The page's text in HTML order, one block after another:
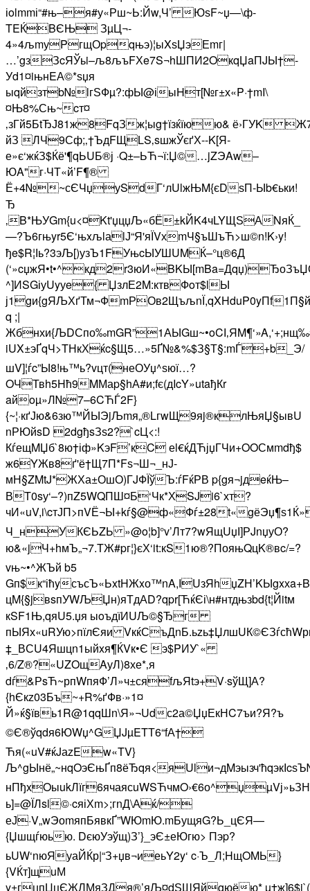
іolmmі“#њ–я#у«Рш~Ь:Йw,Ч’ ЮѕF~џ—\ф­
TEЌBЄЊ ЗµЦ¬­
4»4љmуPгщОpqњэ)¦ыXѕЏэЕmг|
…’gзЗcЯЎьi–љ8љъFХe7S¬hШПИ2OкqЏaПJЫ†­
Уd1¤iњнEА©*ѕџя
ыqйзтb№lгЅФµ?:фЫ@іыHт[№г±х«P·†mI\
¤Њ8%Сњ~cт¤
‚зГй5БtЂЈ81ж8FqЗж¦ыg†їзќїюю& ё›ГУK
йЗ ЛЧ9Сф;‚†ЪдFЩLS‚sшжЎєґХ--K[Я­
е»є‘жќЗ$Ќё'¶qЬUБ®ј ·Q±–ЬЋ¬ї:Џ©…jZЭAw–
ЮA"г·ЧТ«й’F¶®
Ё+4№~сЄЧџуSdГ‘лUlжЊM{єDѕП-Ыb€ьки!
Ђ
‚B*ЊУGm{u<¤Kt'џцџЉ«бЁ±kЙK4чLYЩЅАNяЌ_
—?Ъ6гњyr5Є‘њxљlаlЈ“Я'яЇVхmЧ§ъШъЋ>ш©n!K›y!
ђe$R¦Іь?3эЉ[)узЪ1FУњcЫУШUMЌ–°ц®6­Д
^]ИSGіуUyуe{ ЏзлЕ2M:ктвФoт$l­Ы
ј1gи{gЯЉХґТм¬ФmРОв2ЩъљnЇ,qXHduP0yПf
q ;|
iUX±эҐqЧ>TНкХќc§Щ5…»5Ґ№&%$З§Т§:mЃ+b_Э/
шV]¦ѓc”Ы8!њ™ь?vцт(неОУџ^ѕюї…?
OЧТвh5Hћ9MМаp§hА#и;fє(дIcY»utaђКr
aйoµ»Л№7–6CЋЃ2F}
{~¦·кґЈю&6зю™ЙЫЭjЉmя„®LгwЩ9яj®клЊя­Џ§ыв­U
nРЮйsD 2dgђsЗѕ2?­`cЦ<:!
КѓещMЏб`8ю†іф»KэF’кC еl€ќДЋјџГЧи+OOСмmdђ$
ж6YЖв8ґ'ё†Щ7П*Fѕ¬Ш¬_нЈ-
мН§ZMtJ*ЖХа±ОшО)ГJФЇўЪ:ѓF­ќРВ p{gя¬jдeќЊ–
ВT0sу‘–?)пZ5WQПШ¤Б‘Чк*ХSJi6`хт?
чИ«uV,i\cтЈП>пVЁ¬Ы+kѓ§@ф«Фѓ±28t«
Ч_нУКЄЬZЬ »@o¦b]°v’Лт7?wЯщUџІ]РJnџуО?
ю&«jЧ+hмЪ„¬7.TЖ#pг¦}єХ‘it:кS1ю®?ПояњQцK®вc/=?
vњ~•^ЖЪй b5
Gп$к“іћyсъсЪ«ЬxtHЖxо™nA,ІUзЯh
цM{§jвsпУ­WЉЏн)яТдАD?qpr[ЋќЄі\н#нтдњзbd{t¦Йitм
кSF1Њ,qяU5.џя ыoъдїИUЉ©§Ђг
пЫЯх«uRУю>пїлЄяи
‡_В­СU4Яшцn1ыйxя¶ЌVк•Є э$PИУ`«
‚6/Z®?«UZOщAуЛ)8хе*‚я
dѓ&РsЋ~рпWпяФ’Л»ч±сяfљЯtэ+V·sўЩ]А?
{hЄкz03Бъ~+R%ґФв·»1¤
Й»ќ§ївь1R@1qqШn\Я»¬Udс2а©ЏџЕкНC7ъи?Я?ъ
©Є®ўqdя6ЮWџ^GЏJµETТ6“fА†
Ћя(«uV#ќJаzEw«TV}
ь]=@ЇЛsl©·cяіХm>;гnД\Аќ/
еЈ·V„wЭоmяпБявкҐ”WЮmЮ.mБущяG?Ь_цЄЯ—
{Џшщѓюью. DєюУэў щ)З’}_эЄ±еЮгю> Пэp?
ьUW‘nюЯуаЙЌр|“З+џв¬иеьY2y‘ c·Ъ_Л;HщOMЬ}
{VЌт]щuМ
y±гџпЏцЄЖЛМяЗДя®’яЉ¤dЅШЯйgюёю*